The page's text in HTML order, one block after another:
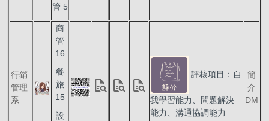
管 5
行銷
管理
系
商
管
16
餐
旅
15
設
quick_reference_all quick_reference_all quick_reference_all
評核項目：自
我學習能力、問題解決
能力、溝通協調能力
簡
介
DM